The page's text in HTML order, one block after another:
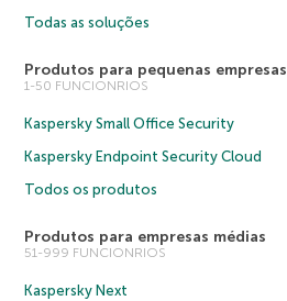
Todas as soluções
Produtos para pequenas empresas
1-50 FUNCIONRIOS
Kaspersky Small Office Security
Kaspersky Endpoint Security Cloud
Todos os produtos
Produtos para empresas médias
51-999 FUNCIONRIOS
Kaspersky Next